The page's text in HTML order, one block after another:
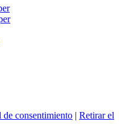
consentimiento | Retirar el